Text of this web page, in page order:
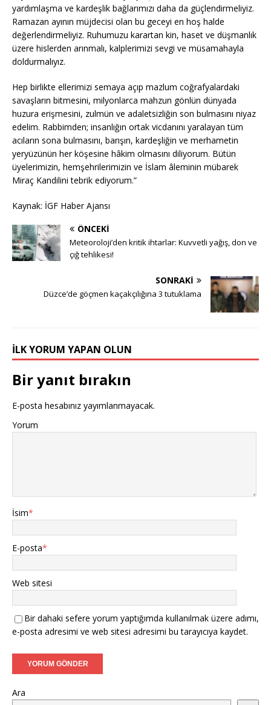
yardımlaşma ve kardeşlik bağlarımızı daha da güçlendirmeliyiz.
Ramazan ayının müjdecisi olan bu geceyi en hoş halde
değerlendirmeliyiz. Ruhumuzu karartan kin, haset ve düşmanlık
üzere hislerden arınmalı, kalplerimizi sevgi ve müsamahayla
doldurmalıyız.
Hep birlikte ellerimizi semaya açıp mazlum coğrafyalardaki
savaşların bitmesini, milyonlarca mahzun gönlün dünyada
huzura erişmesini, zulmün ve adaletsizliğin son bulmasını niyaz
edelim. Rabbimden; insanlığın ortak vicdanını yaralayan tüm
acıların sona bulmasını, barışın, kardeşliğin ve merhametin
yeryüzünün her köşesine hâkim olmasını diliyorum. Bütün
üyelerimizin, hemşehrilerimizin ve İslam âleminin mübarek
Miraç Kandilini tebrik ediyorum.”
Kaynak: İGF Haber Ajansı
ÖNCEKI
Meteoroloji’den kritik ihtarlar: Kuvvetli yağış, don ve
çığ tehlikesi!
SONRAKI
Düzce’de göçmen kaçakçılığına 3 tutuklama
İLK YORUM YAPAN OLUN
Bir yanıt bırakın
E-posta hesabınız yayımlanmayacak.
Yorum
İsim*
E-posta*
Web sitesi
Bir dahaki sefere yorum yaptığımda kullanılmak üzere adımı,
e-posta adresimi ve web sitesi adresimi bu tarayıcıya kaydet.
Ara